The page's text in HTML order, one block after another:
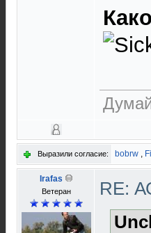
Выразили согласие: bobrw ,
Irafas
Ветеран RE: